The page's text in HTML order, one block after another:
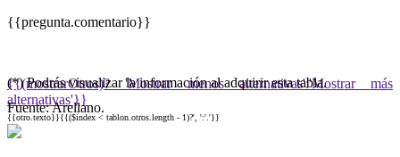
{{pregunta.comentario}}
(*) Podrás visualizar la información al adquirir esta tabla.
Fuente: Arellano.
{{(mostrarOtros)? 'Mostrar menos alternativas':'Mostrar más
alternativas'}}
{{otro.texto}}{{($index < tablon.otros.length - 1)?', ':'.'}}